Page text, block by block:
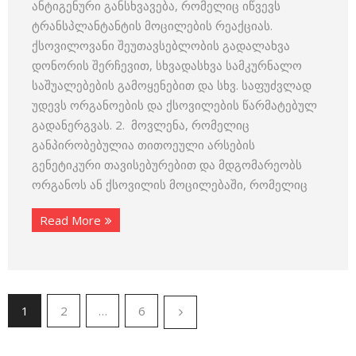
ანტიგენური განსხვავება, რომელიც იწვევს
ტრანსპლანტანტის მოცილების რეაქციას.
ქსოვილოვანი შეუთავსებლობის გადალახვა
დონორის შერჩევით, სხვადასხვა სამკურნალო
საშუალებების გამოყენებით და სხვ. საფუძვლად
უდევს ორგანოების და ქსოვილების წარმატებულ
გადანერგვას. 2. მოვლენა, რომელიც
განპირობებულია თითოეული არსების
გენეტიკური თავისებურებით და მდგომარეობს
ორგანოს ან ქსოვილის მოცილებაში, რომელიც
Read More
1 2 … 6